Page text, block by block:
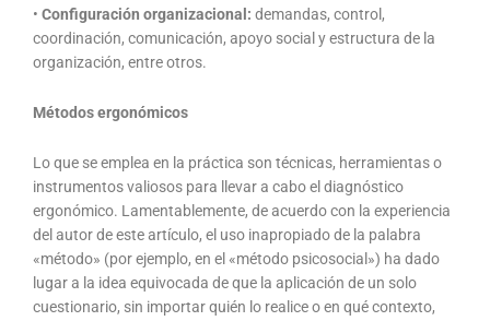
• Configuración organizacional: demandas, control,
coordinación, comunicación, apoyo social y estructura de la
organización, entre otros.
Métodos ergonómicos
Lo que se emplea en la práctica son técnicas, herramientas o
instrumentos valiosos para llevar a cabo el diagnóstico
ergonómico. Lamentablemente, de acuerdo con la experiencia
del autor de este artículo, el uso inapropiado de la palabra
«método» (por ejemplo, en el «método psicosocial») ha dado
lugar a la idea equivocada de que la aplicación de un solo
cuestionario, sin importar quién lo realice o en qué contexto,